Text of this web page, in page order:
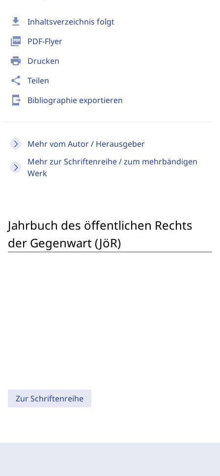
download Inhaltsverzeichnis folgt
picture_as_pdf PDF-Flyer
print Drucken
share Teilen
send_to_mobile Bibliographie exportieren
Mehr vom Autor / Herausgeber
Mehr zur Schriftenreihe / zum mehrbändigen
Werk
Jahrbuch des öffentlichen Rechts
der Gegenwart (JöR)
Zur Schriftenreihe